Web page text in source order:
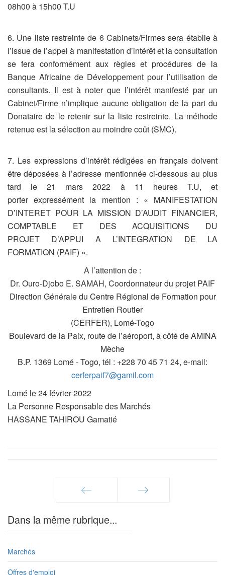
08h00 à 15h00 T.U
6. Une liste restreinte de 6 Cabinets/Firmes sera établie à
l’issue de l’appel à manifestation d’intérêt et la consultation
se fera conformément aux règles et procédures de la
Banque Africaine de Développement pour l’utilisation de
consultants. Il est à noter que l’intérêt manifesté par un
Cabinet/Firme n’implique aucune obligation de la part du
Donataire de le retenir sur la liste restreinte. La méthode
retenue est la sélection au moindre coût (SMC).
7. Les expressions d’intérêt rédigées en français doivent
être déposées à l’adresse mentionnée ci-dessous au plus
tard le 21 mars 2022 à 11 heures T.U, et
porter expressément la mention : « MANIFESTATION
D’INTERET POUR LA MISSION D’AUDIT FINANCIER,
COMPTABLE ET DES ACQUISITIONS DU
PROJET D’APPUI A L’INTEGRATION DE LA
FORMATION (PAIF) ».
A l’attention de :
Dr. Ouro-Djobo E. SAMAH, Coordonnateur du projet PAIF
Direction Générale du Centre Régional de Formation pour
Entretien Routier
(CERFER), Lomé-Togo
Boulevard de la Paix, route de l’aéroport, à côté de AMINA
Mèche
B.P. 1369 Lomé - Togo, tél : +228 70 45 71 24, e-mail:
cerferpaif7@gamil.com
Lomé le 24 février 2022
La Personne Responsable des Marchés
HASSANE TAHIROU Gamatié
Précédent
Dans la même rubrique...
Marchés
Offres d'emploi